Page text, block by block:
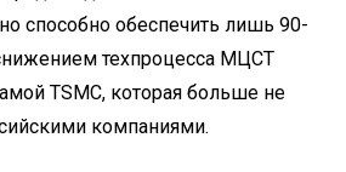
способно обеспечить лишь 90-
техпроцесса МЦСТ
TSMC, которая больше не
компаниями.